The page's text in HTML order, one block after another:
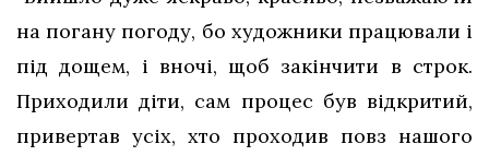
на погану погоду, бо художники працювали і
під дощем, і вночі, щоб закінчити в строк.
Приходили діти, сам процес був відкритий,
привертав усіх, хто проходив повз нашого